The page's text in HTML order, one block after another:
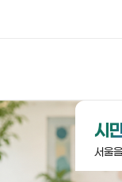
시
서울